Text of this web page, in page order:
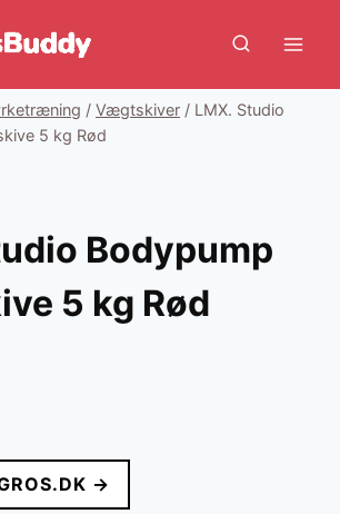
/ Vægtskiver / LMX. Studio
5 kg Rød
Bodypump
5 kg Rød
→